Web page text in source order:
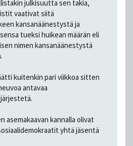
julkisuutta sen takia,
vaativat siitä
kansanäänestystä ja
tueksi huikean määrän eli
nimen kansanäänestystä
kuitenkin pari viikkoa sitten
antavaa
asemakaavan kannalla olivat
yhtä jäsentä